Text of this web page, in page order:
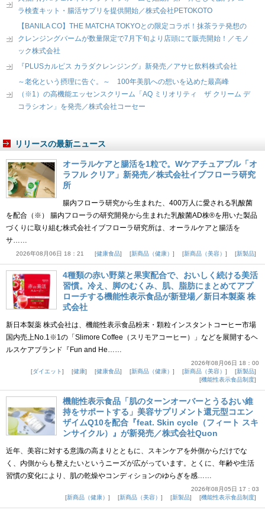
ラ検査キット・腸活サプリを提供開始／株式会社PETOKOTO
【BANILA CO】THE MATCHA TOKYOとの限定コラボ！抹茶ラテ発想の
クレンジングバームが数量限定で7月下旬より店頭にて販売開始！／モノ
ック株式会社
『PLUSカルピス カラダクレンジング』新発売／アサヒ飲料株式会社
～老化という摂理に告ぐ。～ 100年美肌への想いを込めた最高峰
（※1）の高機能エッセンスクリーム「AQ ミリオリティ ザ クリーム デ
コラシオン」を発売／株式会社コーセー
リリースの最新ニュース
オーラルケアと腸活を1粒で。Wケアチュアブル「オ
ラフル クリア」新発売／株式会社イブフローラ研究
所
腸内フローラ研究から生まれた、400万人に愛される乳酸菌
を配合（※） 腸内フローラの研究開発から生まれた乳酸菌AD株®を用いた製品
づくりに取り組む株式会社イブフローラ研究所は、オーラルケアと腸活を
サ……
2026年08月06日 18：21 健康食品 新商品（健康） 新商品（美容） 新製品
4種類の赤い野菜と果実配合で、おいしく続ける美活
習慣。冷え、脚のむくみ、肌、脂肪にまとめてアプ
ローチする機能性表示食品が新登場／新日本製薬 株
式会社
新日本製薬 株式会社は、機能性表示食品粉末・顆粒インスタントコーヒー市場
国内売上No.1※1の「Slimore Coffee（スリモアコーヒー）」などを展開するヘ
ルスケアブランド『Fun and He……
2026年08月06日 18：00
ダイエット
健康 健康食品 新商品（健康） 新商品（美容）
新製品
機能性表示食品制度
機能性表示食品「肌のターンオーバーとうるおい維
持をサポートする」美容サプリメント還元型コエン
ザイムQ10を配合『feat. Skin cycle（フィート スキ
ンサイクル）』が新発売／株式会社Quon
近年、美容に対する意識の高まりとともに、スキンケアを外側からだけでな
く、内側からも整えたいというニーズが広がっています。とくに、年齢や生活
習慣の変化により、肌の乾燥やコンディションのゆらぎを感……
2026年08月05日 17：03
新商品（健康）
新商品（美容） 新製品 機能性表示食品制度